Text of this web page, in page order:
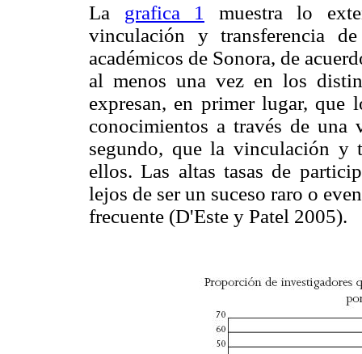
La grafica 1
muestra lo
vinculación y transferencia
académicos de Sonora, de
al menos una vez en los
expresan, en primer lugar, que
conocimientos a través de una
segundo, que la vinculación y
ellos. Las altas tasas de
lejos de ser un suceso raro o
frecuente (D'Este y Patel 2005).